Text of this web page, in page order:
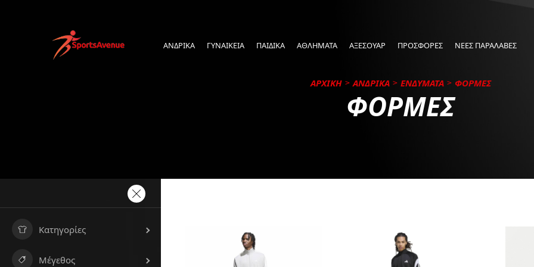
ΑΝΔΡΙΚΑ ΓΥΝΑΙΚΕΙΑ ΠΑΙΔΙΚΑ ΑΘΛΗΜΑΤΑ ΑΞΕΣΟΥΑΡ ΠΡΟΣΦΟΡΕΣ ΝΕΕΣ ΠΑΡΑΛΑΒΕΣ
ΑΡΧΙΚΗ ΑΝΔΡΙΚΑ ΕΝΔΥΜΑΤΑ ΦΟΡΜΕΣ
ΦΟΡΜΕΣ
Κατηγορίες
Μέγεθος